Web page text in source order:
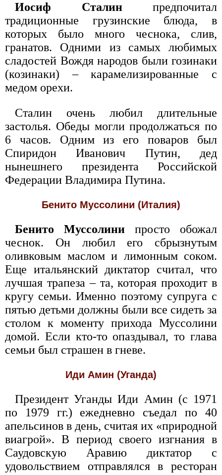
Иосиф Сталинпредпочитал
традиционные грузинские блюда, в
которых было много чеснока, слив,
гранатов. Одними из самых любимых
сладостей Вождя народов были гозинаки
(козинаки) – карамелизированные с
медом орехи.
Сталин очень любил длительные
застолья. Обеды могли продолжаться по
6 часов. Одним из его поваров был
Спиридон Иванович Путин, дед
нынешнего президента Российской
Федерации Владимира Путина.
Бенито Муссолини (Италия)
Бенито Муссолини просто обожал
чеснок. Он любил его сбрызнутым
оливковым маслом и лимонным соком.
Еще итальянский диктатор считал, что
лучшая трапеза – та, которая проходит в
кругу семьи. Именно поэтому супруга с
пятью детьми должны были все сидеть за
столом к моменту прихода Муссолини
домой. Если кто-то опаздывал, то глава
семьи был страшен в гневе.
Иди Амин (Уганда)
Президент Уганды Иди Амин (с 1971
по 1979 гг.) ежедневно съедал по 40
апельсинов в день, считая их «природной
виагрой». В период своего изгнания в
Саудовскую Аравию диктатор с
удовольствием отправлялся в ресторан